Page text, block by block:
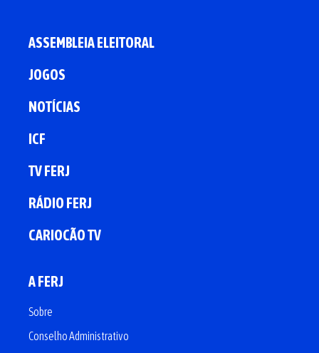
ASSEMBLEIA ELEITORAL
JOGOS
NOTÍCIAS
ICF
TV FERJ
RÁDIO FERJ
CARIOCÃO TV
A FERJ
Sobre
Conselho Administrativo